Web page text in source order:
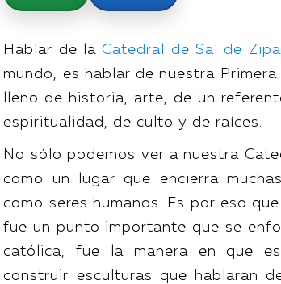
Hablar de la Catedral de Sal de
mundo, es hablar de nuestra
lleno de historia, arte, de un
espiritualidad, de culto y de raíces.
No sólo podemos ver a nuestra
como un lugar que encierra
como seres humanos. Es por eso
fue un punto importante que se
católica, fue la manera en que
construir esculturas que hablaran